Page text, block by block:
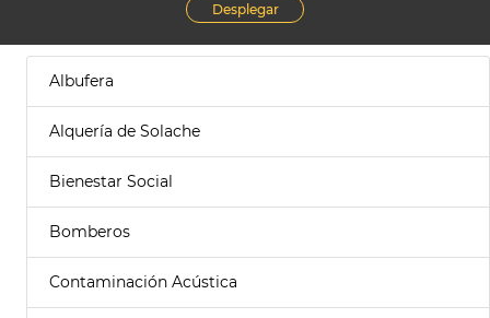
Desplegar
Albufera
Alquería de Solache
Bienestar Social
Bomberos
Contaminación Acústica